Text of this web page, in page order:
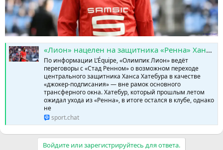
«Лион» нацелен на защитника «Ренна» Ханса Хатебура в качестве внепланового трансферного усиления » SPORTCHAT - Новости спорта | Футбол | Онлайн трансляции | Чат | Результаты матчей | Спорт | Прогнозы на спорт
По информации L’Équipe, «Олимпик Лион» ведёт
переговоры с «Стад Ренном» о возможном переходе
центрального защитника Ханса Хатебура в качестве
«джокер-подписания» — вне рамок основного
трансферного окна. Хатебур, который прошлым летом
ожидал ухода из «Ренна», в итоге остался в клубе, однако
не
sport.chat
Войдите или зарегистрируйтесь для ответа.